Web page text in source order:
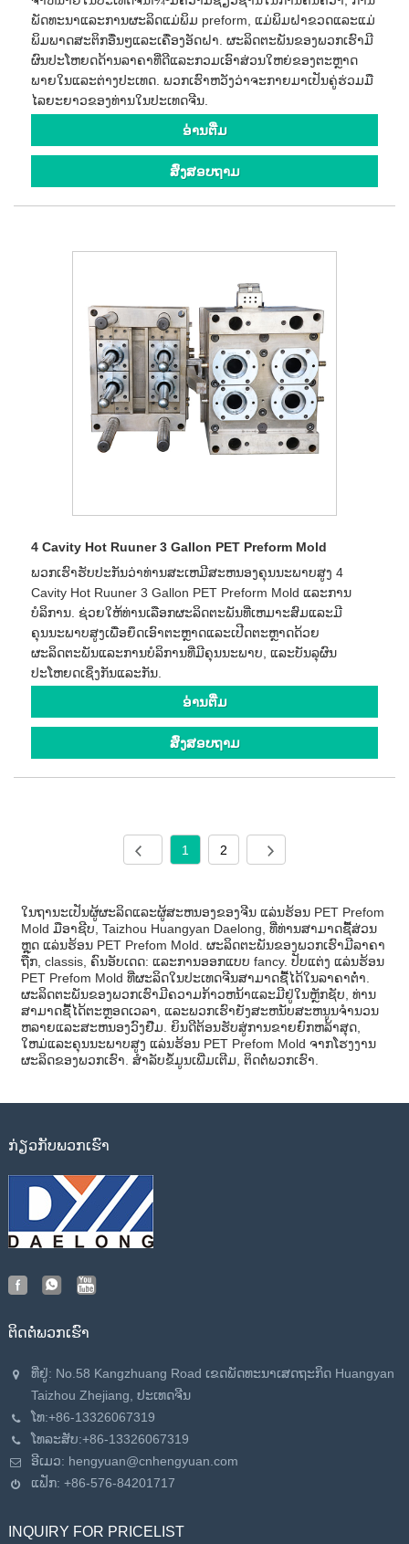
ພັດທະນາແລະການຜະລິດແມ່ພິມ preform, ແມ່ພິມຝາຂວດແລະແມ່
ພິມພາດສະຕິກອື່ນໆແລະເຄື່ອງອັດຝາ. ຜະລິດຕະພັນຂອງພວກເຮົາມີ
ຜົນປະໂຫຍດດ້ານລາຄາທີ່ດີແລະກວມເອົາສ່ວນໃຫຍ່ຂອງຕະຫຼາດ
ພາຍໃນແລະຕ່າງປະເທດ. ພວກເຮົາຫວັງວ່າຈະກາຍມາເປັນຄູ່ຮ່ວມມື
ໄລຍະຍາວຂອງທ່ານໃນປະເທດຈີນ.
ອ່ານ​ຕື່ມ
ສົ່ງສອບຖາມ
4 Cavity Hot Ruuner 3 Gallon PET Preform Mold
ພວກເຮົາຮັບປະກັນວ່າທ່ານສະເຫມີສະຫນອງຄຸນນະພາບສູງ 4
Cavity Hot Ruuner 3 Gallon PET Preform Mold ແລະການ
ບໍລິການ. ຊ່ວຍໃຫ້ທ່ານເລືອກຜະລິດຕະພັນທີ່ເຫມາະສົມແລະມີ
ຄຸນນະພາບສູງເພື່ອຍຶດເອົາຕະຫຼາດແລະເປີດຕະຫຼາດດ້ວຍ
ຜະລິດຕະພັນແລະການບໍລິການທີ່ມີຄຸນນະພາບ, ແລະບັນລຸຜົນ
ປະໂຫຍດເຊິ່ງກັນແລະກັນ.
ອ່ານ​ຕື່ມ
ສົ່ງສອບຖາມ
1 2
ໃນຖານະເປັນຜູ້ຜະລິດແລະຜູ້ສະຫນອງຂອງຈີນ ແລ່ນຮ້ອນ PET Prefom
Mold ມືອາຊີບ, Taizhou Huangyan Daelong, ທີ່ທ່ານສາມາດຊື້ສ່ວນ
ຫຼຸດ ແລ່ນຮ້ອນ PET Prefom Mold. ຜະລິດຕະພັນຂອງພວກເຮົາມີລາຄາ
ຖືກ, classis, ຄົນອັບເດດ: ແລະການອອກແບບ fancy. ປັບແຕ່ງ ແລ່ນຮ້ອນ
PET Prefom Mold ທີ່ຜະລິດໃນປະເທດຈີນສາມາດຊື້ໄດ້ໃນລາຄາຕໍ່າ.
ຜະລິດຕະພັນຂອງພວກເຮົາມີຄວາມກ້າວຫນ້າແລະມີຢູ່ໃນຫຼັກຊັບ, ທ່ານ
ສາມາດຊື້ໄດ້ຕະຫຼອດເວລາ, ແລະພວກເຮົາຍັງສະຫນັບສະຫນູນຈໍານວນ
ຫລາຍແລະສະຫນອງວົງຢືມ. ຍິນ​ດີ​ຕ້ອນ​ຮັບ​ສູ່​ການ​ຂາຍ​ຍົກ​ຫລ້າ​ສຸດ​,
ໃຫມ່​ແລະ​ຄຸນ​ນະ​ພາບ​ສູງ ແລ່ນຮ້ອນ PET Prefom Mold ຈາກ​ໂຮງ​ງານ​
ຜະ​ລິດ​ຂອງ​ພວກ​ເຮົາ​. ສໍາລັບຂໍ້ມູນເພີ່ມເຕີມ, ຕິດຕໍ່ພວກເຮົາ.
ກ່ຽວ​ກັບ​ພວກ​ເຮົາ
ຕິດ​ຕໍ່​ພວກ​ເຮົາ
ທີ່ຢູ່: No.58 Kangzhuang Road ເຂດ​ພັດ​ທະ​ນາ​ເສດ​ຖະ​ກິດ Huangyan
Taizhou Zhejiang​, ປະ​ເທດ​ຈີນ​
ໂທ:+86-13326067319
ໂທລະສັບ:+86-13326067319
ອີເມວ: hengyuan@cnhengyuan.com
ແຟັກ: +86-576-84201717
INQUIRY FOR PRICELIST